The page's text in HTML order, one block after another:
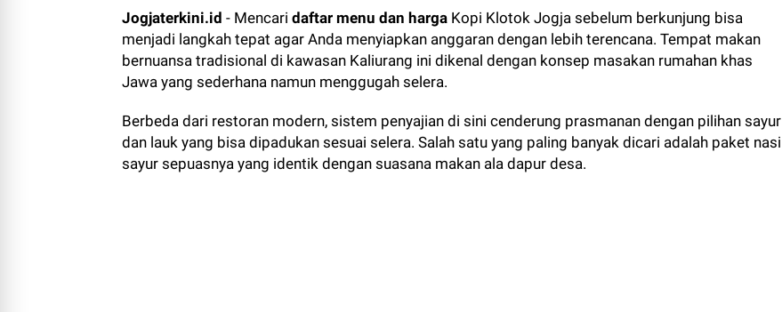
Jogjaterkini.id - Mencari daftar menu dan harga Kopi Klotok Jogja sebelum berkunjung bisa
menjadi langkah tepat agar Anda menyiapkan anggaran dengan lebih terencana. Tempat makan
bernuansa tradisional di kawasan Kaliurang ini dikenal dengan konsep masakan rumahan khas
Jawa yang sederhana namun menggugah selera.
Berbeda dari restoran modern, sistem penyajian di sini cenderung prasmanan dengan pilihan sayur
dan lauk yang bisa dipadukan sesuai selera. Salah satu yang paling banyak dicari adalah paket nasi
sayur sepuasnya yang identik dengan suasana makan ala dapur desa.